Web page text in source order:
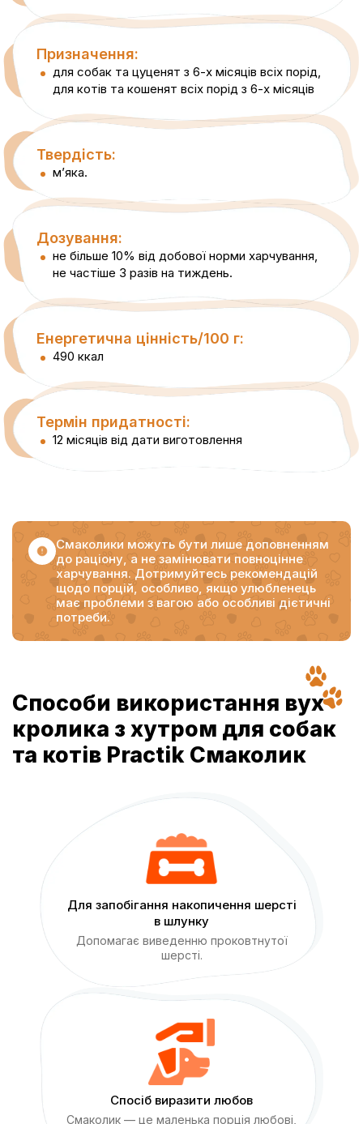
Призначення:
для собак та цуценят з 6-х місяців всіх порід,
для котів та кошенят всіх порід з 6-х місяців
Твердість:
м’яка.
Дозування:
не більше 10% від добової норми харчування,
не частіше 3 разів на тиждень.
Енергетична цінність/100 г:
490 ккал
Термін придатності:
12 місяців від дати виготовлення
Смаколики можуть бути лише доповненням
до раціону, а не замінювати повноцінне
харчування. Дотримуйтесь рекомендацій
щодо порцій, особливо, якщо улюбленець
має проблеми з вагою або особливі дієтичні
потреби.
Способи використання вух
кролика з хутром для собак
та котів Practik Смаколик
Для запобігання накопичення шерсті
в шлунку
Допомагає виведенню проковтнутої
шерсті.
Спосіб виразити любов
Смаколик — це маленька порція любові,